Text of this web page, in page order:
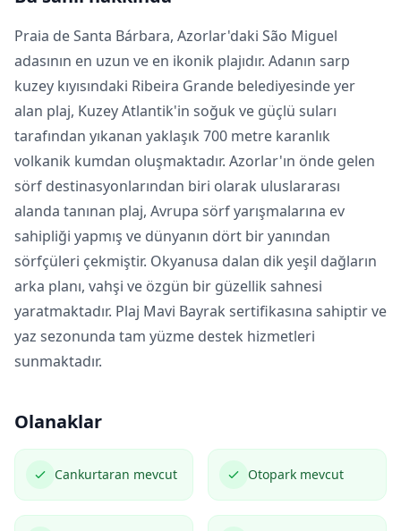
Praia de Santa Bárbara, Azorlar'daki São Miguel
adasının en uzun ve en ikonik plajıdır. Adanın sarp
kuzey kıyısındaki Ribeira Grande belediyesinde yer
alan plaj, Kuzey Atlantik'in soğuk ve güçlü suları
tarafından yıkanan yaklaşık 700 metre karanlık
volkanik kumdan oluşmaktadır. Azorlar'ın önde gelen
sörf destinasyonlarından biri olarak uluslararası
alanda tanınan plaj, Avrupa sörf yarışmalarına ev
sahipliği yapmış ve dünyanın dört bir yanından
sörfçüleri çekmiştir. Okyanusa dalan dik yeşil dağların
arka planı, vahşi ve özgün bir güzellik sahnesi
yaratmaktadır. Plaj Mavi Bayrak sertifikasına sahiptir ve
yaz sezonunda tam yüzme destek hizmetleri
sunmaktadır.
Olanaklar
Cankurtaran mevcut Otopark mevcut